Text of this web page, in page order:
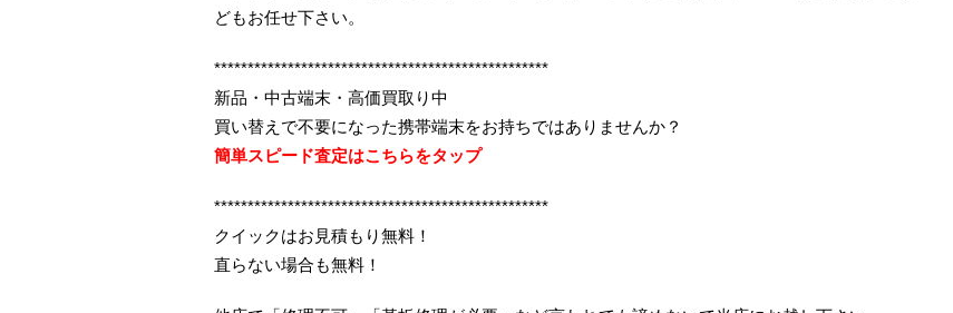
どもお任せ下さい。
**************************************************
新品・中古端末・高価買取り中
買い替えで不要になった携帯端末をお持ちではありませんか？
簡単スピード査定はこちらをタップ
**************************************************
クイックはお見積もり無料！
直らない場合も無料！